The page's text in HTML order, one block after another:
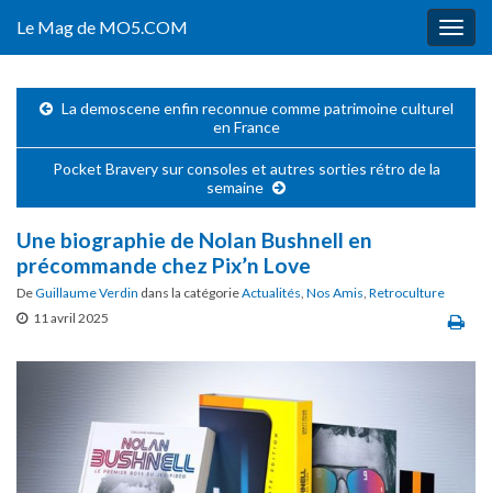
Le Mag de MO5.COM
La demoscene enfin reconnue comme patrimoine culturel
en France
Pocket Bravery sur consoles et autres sorties rétro de la
semaine
Une biographie de Nolan Bushnell en
précommande chez Pix’n Love
DeGuillaume Verdin dans la catégorieActualités, Nos Amis, Retroculture
11 avril 2025